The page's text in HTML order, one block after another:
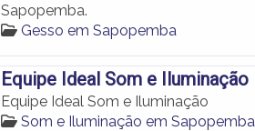
Sapopemba.
Gesso em Sapopemba
Equipe Ideal Som e Iluminação
Equipe Ideal Som e Iluminação
Som e Iluminação em Sapopemba